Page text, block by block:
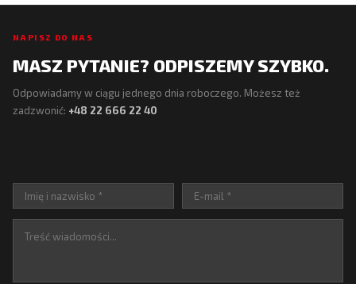
NAPISZ DO NAS
MASZ PYTANIE? ODPISZEMY SZYBKO.
Odpowiadamy w ciągu jednego dnia roboczego. Możesz też
zadzwonić: +48 22 666 22 40